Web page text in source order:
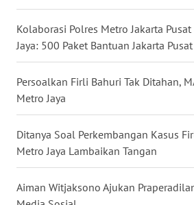
Kolaborasi Polres Metro Jakarta
Jaya: 500 Paket Bantuan Jakarta Pusat
Persoalkan Firli Bahuri Tak Ditahan,
Metro Jaya
Ditanya Soal Perkembangan Kasus
Metro Jaya Lambaikan Tangan
Aiman Witjaksono Ajukan
JATIM
BALI
WN
KALBAR
WN
KALTENG